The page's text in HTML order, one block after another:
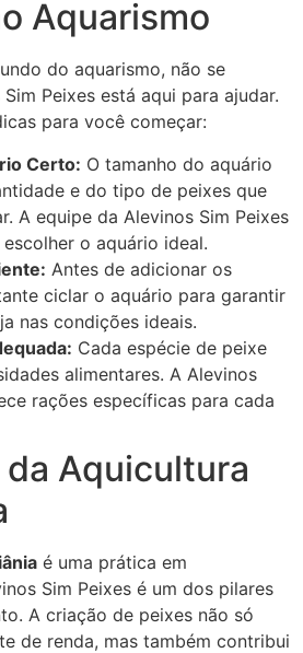
Aquarismo
do aquarismo, não se
Peixes está aqui para ajudar.
para você começar:
Certo: O tamanho do aquário
e do tipo de peixes que
A equipe da Alevinos Sim Peixes
o aquário ideal.
Antes de adicionar os
ciclar o aquário para garantir
nas condições ideais.
Cada espécie de peixe
alimentares. A Alevinos
rações específicas para cada
Aquicultura
é uma prática em
Sim Peixes é um dos pilares
A criação de peixes não só
de renda, mas também contribui